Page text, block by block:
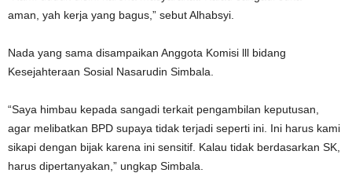
aman, yah kerja yang bagus,” sebut Alhabsyi.
Nada yang sama disampaikan Anggota Komisi lll bidang
Kesejahteraan Sosial Nasarudin Simbala.
“Saya himbau kepada sangadi terkait pengambilan keputusan,
agar melibatkan BPD supaya tidak terjadi seperti ini. Ini harus kami
sikapi dengan bijak karena ini sensitif. Kalau tidak berdasarkan SK,
harus dipertanyakan,” ungkap Simbala.